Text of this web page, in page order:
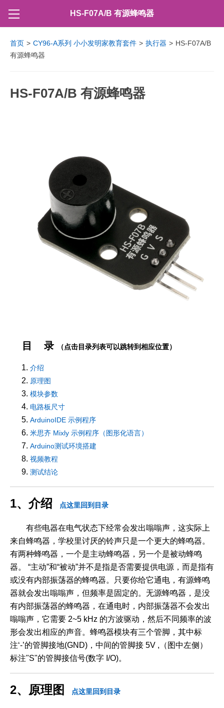
HS-F07A/B 有源蜂鸣器
首页 > CY96-A系列 小小发明家教育套件 > 执行器 > HS-F07A/B
有源蜂鸣器
HS-F07A/B 有源蜂鸣器
目 录 （点击目录列表可以跳转到相应位置）
介绍
原理图
模块参数
电路板尺寸
ArduinoIDE 示例程序
米思齐 Mixly 示例程序（图形化语言）
Arduino测试环境搭建
视频教程
测试结论
1、介绍 点这里回到目录
有些电器在电气状态下经常会发出嗡嗡声，这实际上
来自蜂鸣器，学校里讨厌的铃声只是一个更大的蜂鸣器。
有两种蜂鸣器，一个是主动蜂鸣器，另一个是被动蜂鸣
器。 “主动”和“被动”并不是指是否需要提供电源，而是指有
或没有内部振荡器的蜂鸣器。只要你给它通电，有源蜂鸣
器就会发出嗡嗡声，但频率是固定的。无源蜂鸣器，是没
有内部振荡器的蜂鸣器，在通电时，内部振荡器不会发出
嗡嗡声，它需要 2~5 kHz 的方波驱动，然后不同频率的波
形会发出相应的声音。蜂鸣器模块有三个管脚，其中标
注‘-’的管脚接地(GND)，中间的管脚接 5V ,（图中左侧）
标注"S"的管脚接信号(数字 I/O)。
2、原理图 点这里回到目录